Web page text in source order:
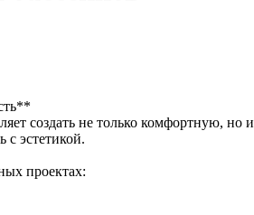
создать не только комфортную,
с эстетикой.
проектах: